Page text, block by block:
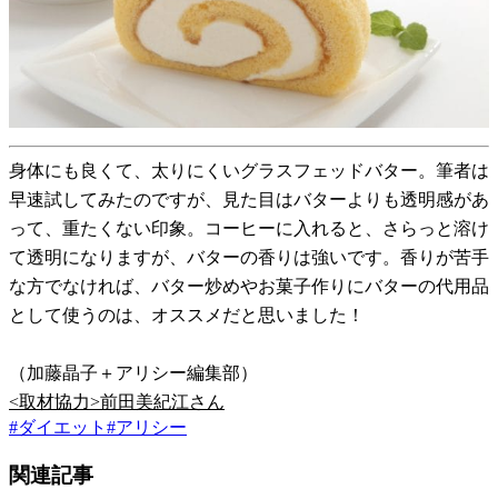
身体にも良くて、太りにくいグラスフェッドバター。筆者は
早速試してみたのですが、見た目はバターよりも透明感があ
って、重たくない印象。コーヒーに入れると、さらっと溶け
て透明になりますが、バターの香りは強いです。香りが苦手
な方でなければ、バター炒めやお菓子作りにバターの代用品
として使うのは、オススメだと思いました！
（加藤晶子＋アリシー編集部）
<取材協力>前田美紀江さん
#ダイエット #アリシー
関連記事